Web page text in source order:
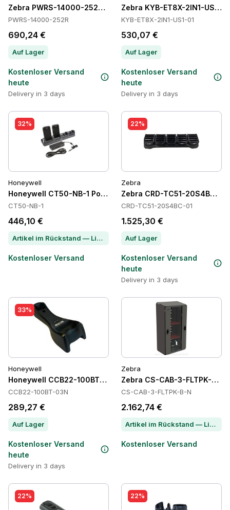
Zebra PWRS-14000-252R Power Supply
PWRS-14000-252R
690,24 €
Auf Lager
Kostenloser Versand
heute
Delivery in 3 days
Zebra KYB-ET8X-2IN1-US1-
KYB-ET8X-2IN1-US1-01
530,07 €
Auf Lager
Kostenloser Versand
heute
Delivery in 3 days
32%
Honeywell
Honeywell CT50-NB-1 Power Supply
CT50-NB-1
446,10 €
Artikel im Rückstand — Lieferzeit per Chat erfragen
Kostenloser Versand
22%
Zebra
Zebra CRD-TC51-20S4BC-
CRD-TC51-20S4BC-01
1.525,30 €
Auf Lager
Kostenloser Versand
heute
Delivery in 3 days
33%
Honeywell
Honeywell CCB22-100BT-03N Power Supply
CCB22-100BT-03N
289,27 €
Auf Lager
Kostenloser Versand
heute
Delivery in 3 days
Zebra
Zebra CS-CAB-3-FLTPK-B-N
CS-CAB-3-FLTPK-B-N
2.162,74 €
Artikel im Rückstand — Lieferzeit per Chat erfragen
Kostenloser Versand
22% 22%